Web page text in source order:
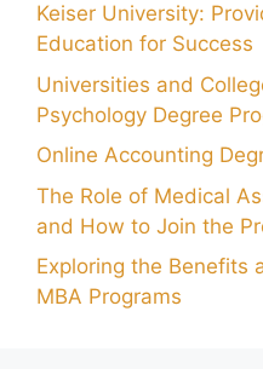
Keiser University:
Education for Success
Universities and
Psychology Degree
Online Accounting
The Role of Medical
and How to Join the
Exploring the Benefits
MBA Programs